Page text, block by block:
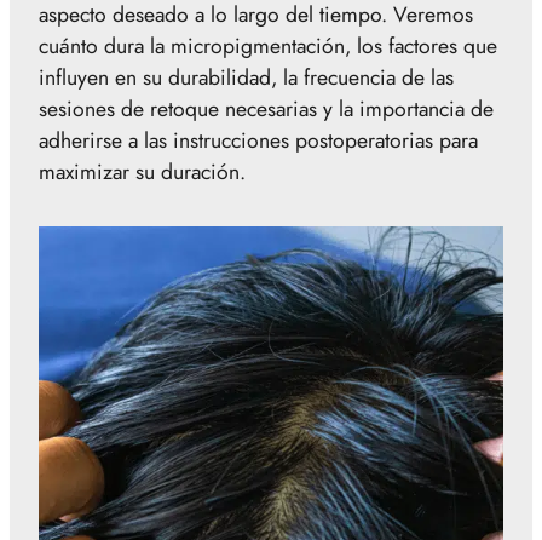
aspecto deseado a lo largo del tiempo. Veremos
cuánto dura la micropigmentación, los factores que
influyen en su durabilidad, la frecuencia de las
sesiones de retoque necesarias y la importancia de
adherirse a las instrucciones postoperatorias para
maximizar su duración.